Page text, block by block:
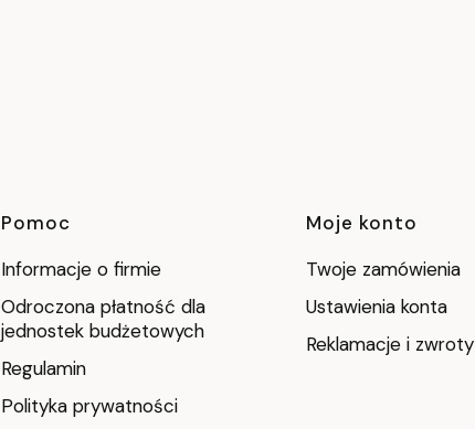
Linki w stopce
Pomoc
Informacje o firmie
Odroczona płatność dla
jednostek budżetowych
Regulamin
Polityka prywatności
Moje konto
Twoje zamówienia
Ustawienia konta
Reklamacje i zwroty